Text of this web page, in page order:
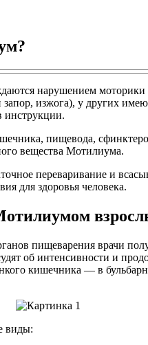
нарушением
изжога), у других
инструкции.
пищевода,
вещества Мотилиума.
переваривание и
для здоровья человека.
пищеварения врачи
об интенсивности и
кишечника — в
виды: